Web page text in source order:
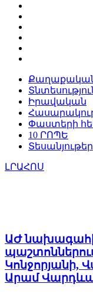
Իրավական
Փաստերի
10 ՐՈՊԵ
Տեսանյութեր
ԼՐԱՀՈՍ
ԱԺ
Կոնջորյանի,
Արամ